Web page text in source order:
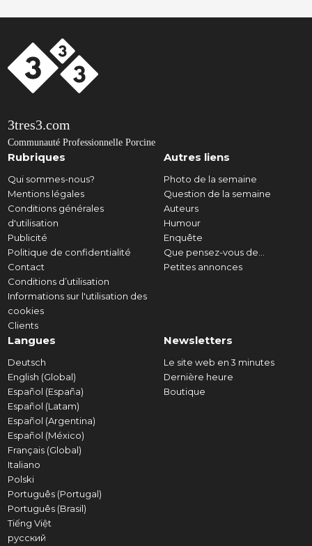
3tres3.com
Communauté Professionnelle Porcine
Rubriques
Qui sommes-nous?
Mentions légales
Conditions générales
d'utilisation
Publicité
Politique de confidentialité
Contact
Conditions d’utilisation
Informations sur l'utilisation des
cookies
Clients
Autres liens
Photo de la semaine
Question de la semaine
Auteurs
Humour
Enquête
Que pensez-vous de...
Petites annonces
Langues
Deutsch
English (Global)
Español (España)
Español (Latam)
Español (Argentina)
Español (México)
Français (Global)
Italiano
Polski
Português (Portugal)
Português (Brasil)
Tiếng Việt
русский
Newsletters
Le site web en 3 minutes
Dernière heure
Boutique